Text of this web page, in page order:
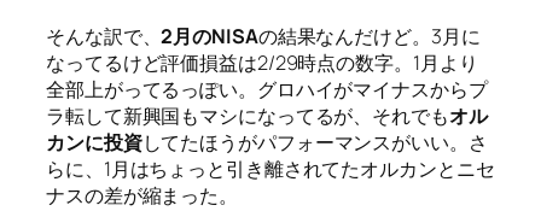
そんな訳で、2月のNISAの結果なんだけど。3月に
なってるけど評価損益は2/29時点の数字。1月より
全部上がってるっぽい。グロハイがマイナスからプ
ラ転して新興国もマシになってるが、それでもオル
カンに投資してたほうがパフォーマンスがいい。さ
らに、1月はちょっと引き離されてたオルカンとニセ
ナスの差が縮まった。